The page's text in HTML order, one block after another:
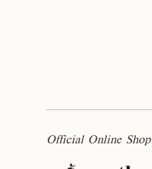
Official Online Shop